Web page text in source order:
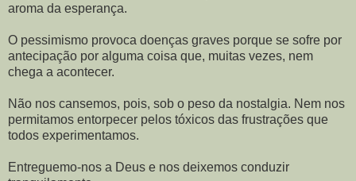
aroma da esperança.
O pessimismo provoca doenças graves porque se sofre por
antecipação por alguma coisa que, muitas vezes, nem
chega a acontecer.
Não nos cansemos, pois, sob o peso da nostalgia. Nem nos
permitamos entorpecer pelos tóxicos das frustrações que
todos experimentamos.
Entreguemo-nos a Deus e nos deixemos conduzir